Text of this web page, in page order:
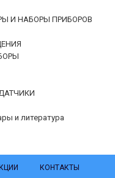
И НАБОРЫ ПРИБОРОВ
и литература
КОНТАКТЫ